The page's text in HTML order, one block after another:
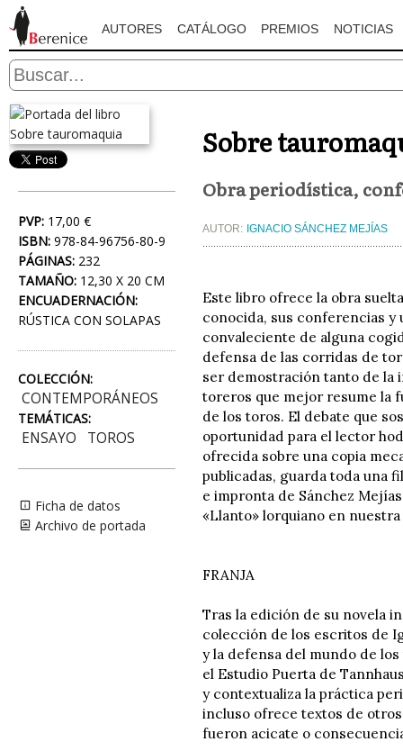
AUTORES CATÁLOGO PREMIOS NOTICIAS
PVP: 17,00 €
ISBN: 978-84-96756-80-9
PÁGINAS: 232
TAMAÑO: 12,30 X 20 CM
ENCUADERNACIÓN:
RÚSTICA CON SOLAPAS
COLECCIÓN:
CONTEMPORÁNEOS
TEMÁTICAS:
ENSAYO TOROS
Ficha de datos
Archivo de portada
Sobre
Obra periodística,
AUTOR: IGNACIO SÁNCHEZ MEJÍAS
Este libro ofrece la obra
conocida, sus conferencias y
convaleciente de alguna
defensa de las corridas de
ser demostración tanto de la
toreros que mejor resume la
de los toros. El debate que
oportunidad para el lector
ofrecida sobre una copia
publicadas, guarda toda una
e impronta de Sánchez
«Llanto» lorquiano en
FRANJA
Tras la edición de su novela
colección de los escritos de
y la defensa del mundo de
el Estudio Puerta de
y contextualiza la práctica
incluso ofrece textos de
fueron acicate o